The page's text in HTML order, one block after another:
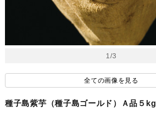
1/3
全ての画像を見る
種子島紫芋（種子島ゴールド）Ａ品５kg